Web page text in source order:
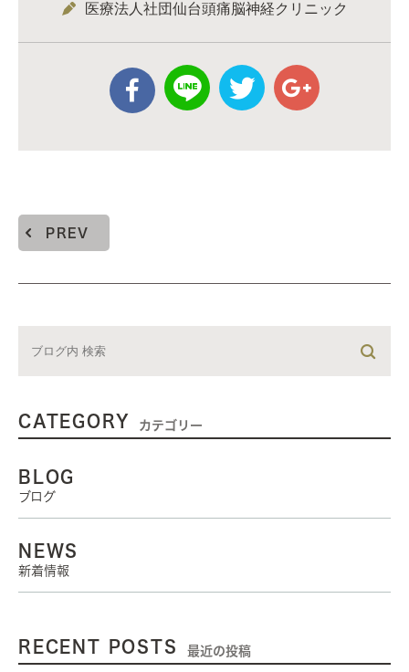
医療法人社団仙台頭痛脳神経クリニック
PREV
CATEGORY カテゴリー
BLOG
ブログ
NEWS
新着情報
RECENT POSTS 最近の投稿